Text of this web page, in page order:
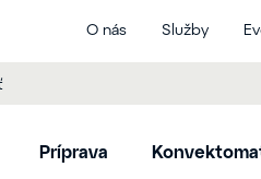
O nás Služby
Príprava